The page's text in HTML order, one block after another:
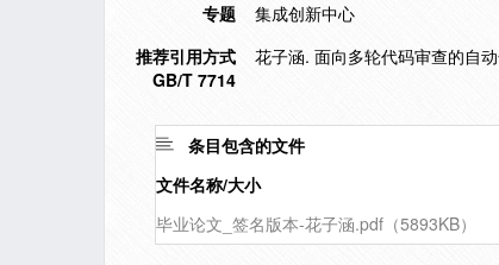
专题
集成创新中心
推荐引用方式
GB/T 7714
花子涵. 面向多轮代码审查的自
条目包含的文件
文件名称/大小
毕业论文_签名版本-花子涵.pdf（5893KB）